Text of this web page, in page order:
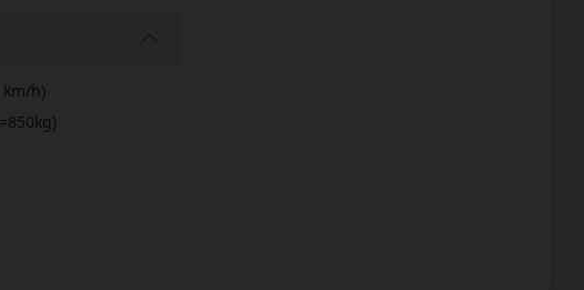
km/h)